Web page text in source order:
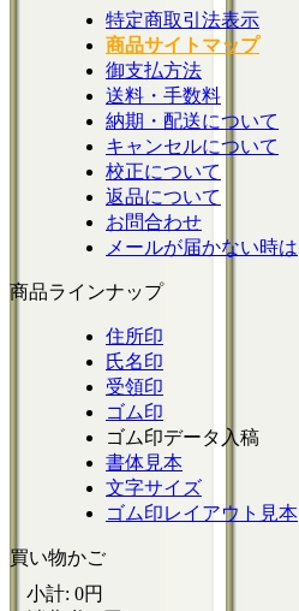
特定商取引法表示
商品サイトマップ
御支払方法
送料・手数料
納期・配送について
キャンセルについて
校正について
返品について
お問合わせ
メールが届かない時は
商品ラインナップ
住所印
氏名印
受領印
ゴム印
ゴム印データ入稿
書体見本
文字サイズ
ゴム印レイアウト見本
買い物かご